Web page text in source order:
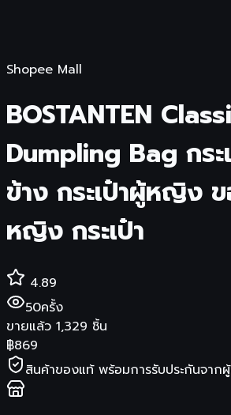
Shopee Mall
BOSTANTEN
Dumpling Bag กระ
ข้าง กระเป๋าผู้หญิง
หญิง กระเป๋า
4.89
50ครั้ง
ขายแล้ว 1,329 ชิ้น
฿869
สินค้าของแท้ พร้อมการรับประกันจาก